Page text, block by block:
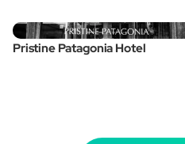
Pristine Patagonia Hotel